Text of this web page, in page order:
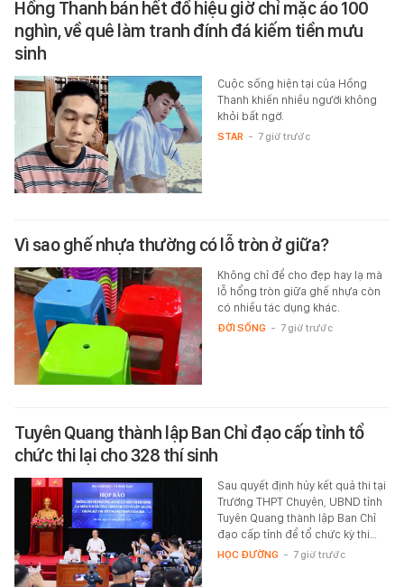
Hồng Thanh bán hết đồ hiệu giờ chỉ mặc áo 100
nghìn, về quê làm tranh đính đá kiếm tiền mưu
sinh
Cuộc sống hiện tại của Hồng
Thanh khiến nhiều người không
khỏi bất ngờ.
STAR - 7 giờ trước
Vì sao ghế nhựa thường có lỗ tròn ở giữa?
Không chỉ để cho đẹp hay lạ mà
lỗ hổng tròn giữa ghế nhựa còn
có nhiều tác dụng khác.
ĐỜI SỐNG - 7 giờ trước
Tuyên Quang thành lập Ban Chỉ đạo cấp tỉnh tổ
chức thi lại cho 328 thí sinh
Sau quyết định hủy kết quả thi tại
Trường THPT Chuyên, UBND tỉnh
Tuyên Quang thành lập Ban Chỉ
đạo cấp tỉnh để tổ chức kỳ thi…
HỌC ĐƯỜNG - 7 giờ trước